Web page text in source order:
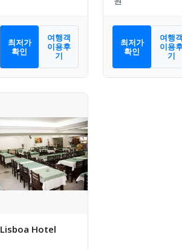
최저가
확인
여행객
이용후
기
최저가
확인
여행객
이용
기
Lisboa Hotel